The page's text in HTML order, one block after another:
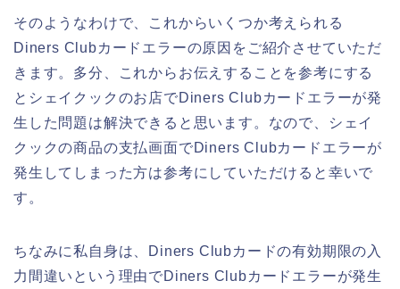
そのようなわけで、これからいくつか考えられる
Diners Clubカードエラーの原因をご紹介させていただ
きます。多分、これからお伝えすることを参考にする
とシェイクックのお店でDiners Clubカードエラーが発
生した問題は解決できると思います。なので、シェイ
クックの商品の支払画面でDiners Clubカードエラーが
発生してしまった方は参考にしていただけると幸いで
す。
ちなみに私自身は、Diners Clubカードの有効期限の入
力間違いという理由でDiners Clubカードエラーが発生